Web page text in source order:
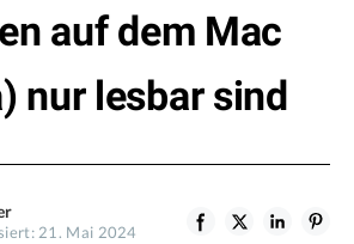
auf dem Mac
nur lesbar sind
21. Mai 2024